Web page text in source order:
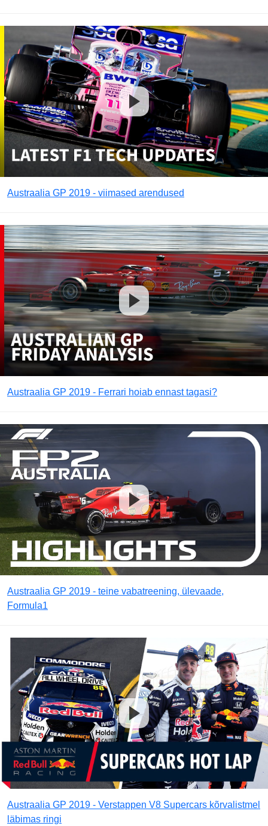
Austraalia GP 2019 - viimased arendused
Austraalia GP 2019 - Ferrari hoiab ennast tagasi?
Austraalia GP 2019 - teine vabatreening, ülevaade,
Formula1
Austraalia GP 2019 - Verstappen V8 Supercars kõrvalistmel
läbimas ringi